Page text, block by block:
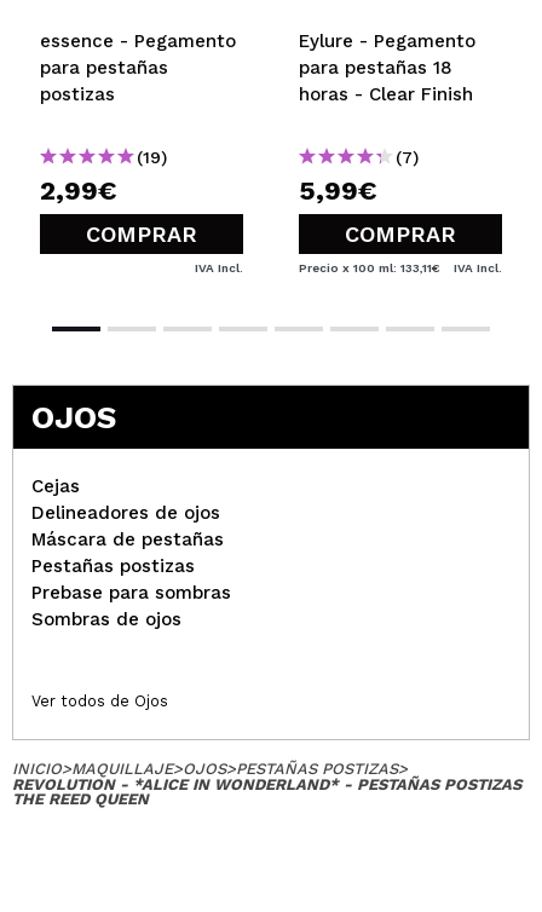
essence - Pegamento
para pestañas
postizas
(19)
2,99€
COMPRAR
IVA Incl.
Eylure - Pegamento
para pestañas 18
horas - Clear Finish
(7)
5,99€
COMPRAR
Precio x 100 ml: 133,11€ IVA Incl.
OJOS
Cejas
Delineadores de ojos
Máscara de pestañas
Pestañas postizas
Prebase para sombras
Sombras de ojos
Ver todos de Ojos
INICIO>MAQUILLAJE>OJOS>PESTAÑAS POSTIZAS>
REVOLUTION - *ALICE IN WONDERLAND* - PESTAÑAS POSTIZAS
THE REED QUEEN